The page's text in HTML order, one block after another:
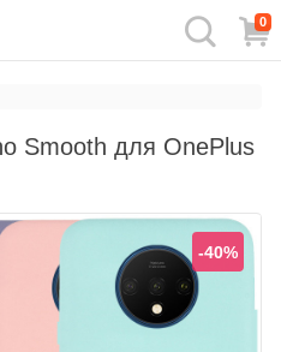
0
Smooth для OnePlus
-40%